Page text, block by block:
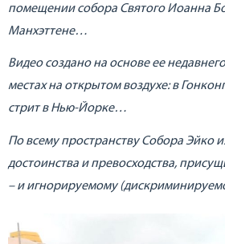
помещении собора Святого Иоанна
Манхэттене…
Видео создано на основе ее
местах на открытом воздухе: в
стрит в Нью-Йорке…
По всему пространству Собора Эйко
достоинства и превосходства,
– и игнорируемому